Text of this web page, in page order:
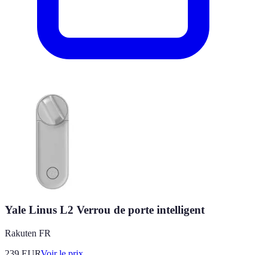
Yale Linus L2 Verrou de porte intelligent
Rakuten FR